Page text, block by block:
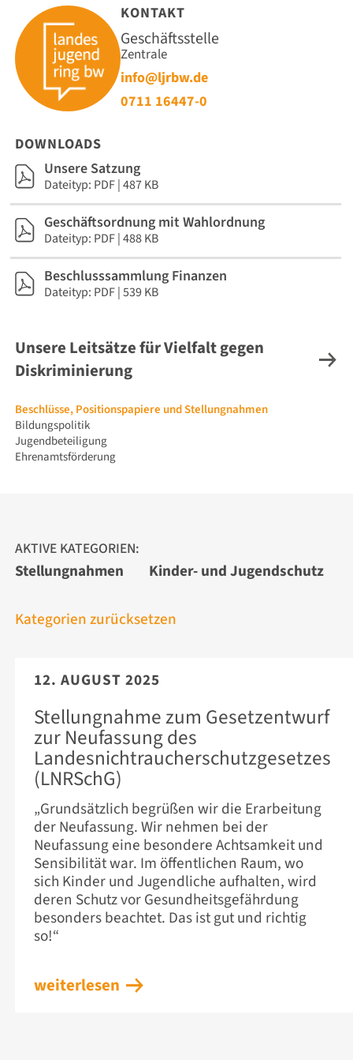
Navigation
überspringen
Beschlüsse, Positionspapiere und Stellungnahmen
Bildungspolitik
Jugendbeteiligung
Ehrenamtsförderung
KONTAKT
Geschäftsstelle
Zentrale
info@ljrbw.de
0711 16447-0
DOWNLOADS
Unsere Satzung
Dateityp: PDF | 487 KB
Geschäftsordnung mit Wahlordnung
Dateityp: PDF | 488 KB
Beschlusssammlung Finanzen
Dateityp: PDF | 539 KB
Unsere Leitsätze für Vielfalt gegen
Diskriminierung
AKTIVE KATEGORIEN:
Stellungnahmen Kinder- und Jugendschutz
Kategorien zurücksetzen
12. AUGUST 2025
Stellungnahme zum Gesetzentwurf
zur Neufassung des
Landesnichtraucherschutzgesetzes
(LNRSchG)
„Grundsätzlich begrüßen wir die Erarbeitung
der Neufassung. Wir nehmen bei der
Neufassung eine besondere Achtsamkeit und
Sensibilität war. Im öffentlichen Raum, wo
sich Kinder und Jugendliche aufhalten, wird
deren Schutz vor Gesundheitsgefährdung
besonders beachtet. Das ist gut und richtig
so!“
weiterlesen